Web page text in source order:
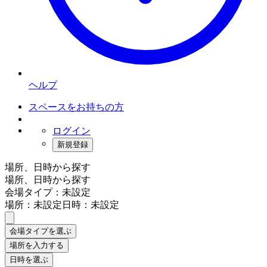
ヘルプ
スペースをお持ちの方
ログイン
新規登録
場所、日時から探す
場所、日時から探す
会場タイプ：未設定
場所：未設定日時：未設定
会場タイプを選ぶ
場所を入力する
日時を選ぶ